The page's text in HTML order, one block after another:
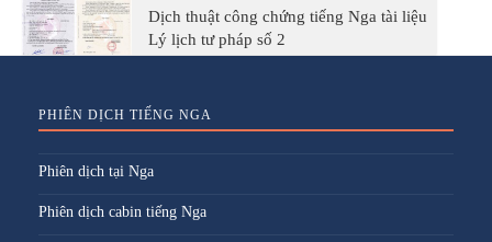
Dịch thuật công chứng tiếng Nga tài liệu
Lý lịch tư pháp số 2
PHIÊN DỊCH TIẾNG NGA
Phiên dịch tại Nga
Phiên dịch cabin tiếng Nga